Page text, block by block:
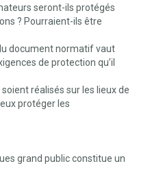
seront-ils protégés
? Pourraient-ils être
document normatif vaut
de protection qu’il
réalisés sur les lieux de
protéger les
grand public constitue un